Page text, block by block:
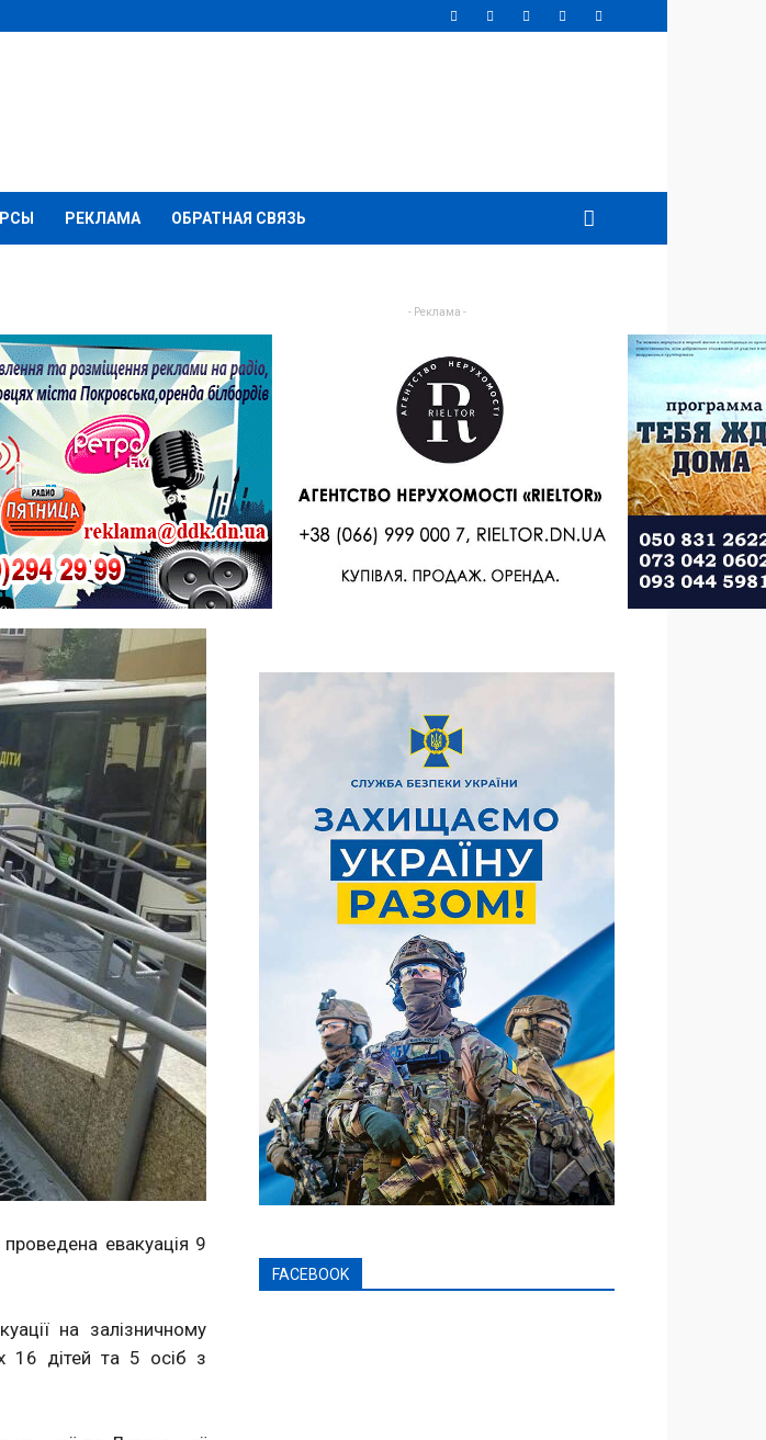
РЕКЛАМА ОБРАТНАЯ СВЯЗЬ
ДСНС було
евакуація 9
на залізничному
16 дітей та 5 осіб з
- Реклама -
FACEBOOK